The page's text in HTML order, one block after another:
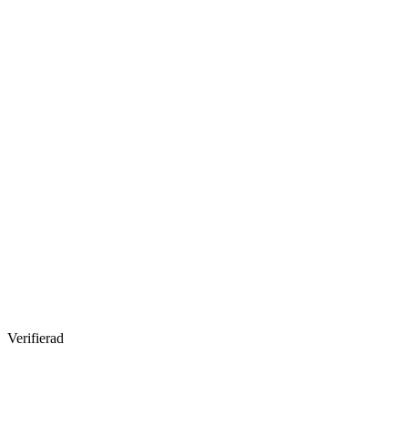
Verifierad